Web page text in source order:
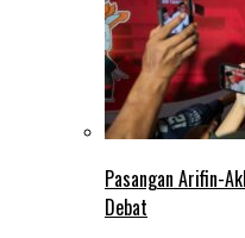
Pasangan Arifin-
Debat